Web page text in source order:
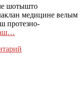
шотышто
медицине велым
протезно-